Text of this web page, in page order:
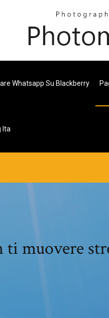
Whatsapp Su Blackberry
Ita
ti muovere